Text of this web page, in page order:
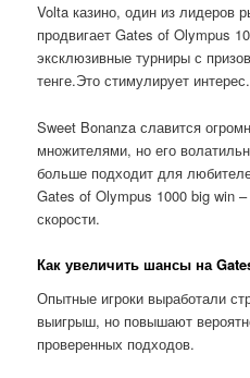
Volta казино, один из лидеров
продвигает Gates of Olympus
эксклюзивные турниры с
тенге.Это стимулирует интерес.
Sweet Bonanza славится
множителями, но его
больше подходит для
Gates of Olympus 1000 big win
скорости.
Как увеличить шансы на
Опытные игроки выработали
выигрыш, но повышают
проверенных подходов.